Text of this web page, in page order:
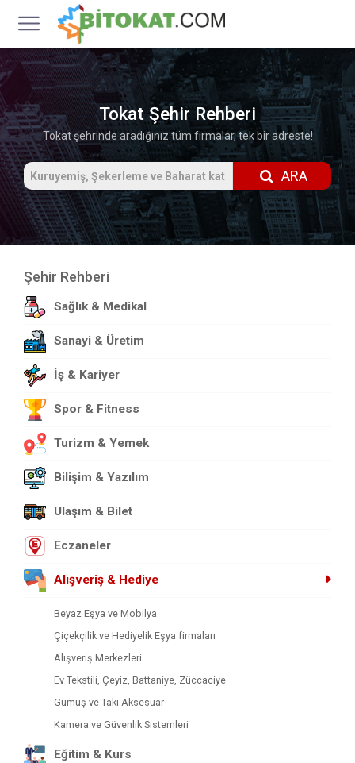
Tokat Şehir Rehberi
Tokat şehrinde aradığınız tüm firmalar, tek bir adreste!
ARA
Şehir Rehberi
Sağlık & Medikal
Sanayi & Üretim
İş & Kariyer
Spor & Fitness
Turizm & Yemek
Bilişim & Yazılım
Ulaşım & Bilet
Eczaneler
Alışveriş & Hediye
Beyaz Eşya ve Mobilya
Çiçekçilik ve Hediyelik Eşya firmaları
Alışveriş Merkezleri
Ev Tekstili, Çeyiz, Battaniye, Züccaciye
Gümüş ve Takı Aksesuar
Kamera ve Güvenlik Sistemleri
Kitap Kırtasiye ve Yayınlar
Eğitim & Kurs